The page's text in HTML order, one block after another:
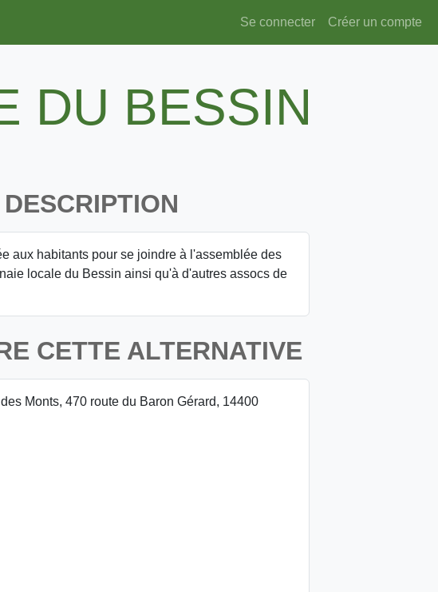
Se connecter Créer un compte
DU BESSIN
DESCRIPTION
aux habitants pour se joindre à l'assemblée des
locale du Bessin ainsi qu'à d'autres assocs de
CETTE ALTERNATIVE
Monts, 470 route du Baron Gérard, 14400